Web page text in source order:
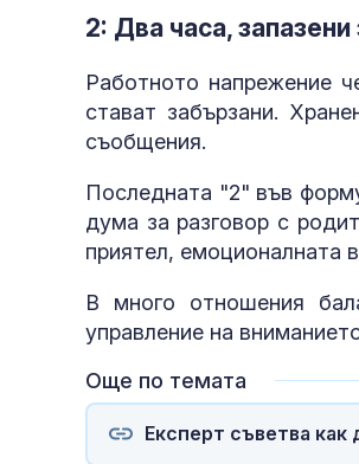
2: Два часа,
Работното напрежение
стават забързани.
съобщения.
Последната "2" във
дума за разговор с
приятел, емоционалната
В много отношения
управление на
Още по темата
Експерт съветва